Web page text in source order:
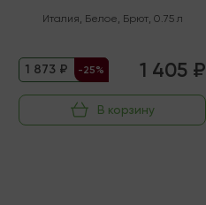
Италия, Белое, Брют, 0.75 л
1 873 ₽ -25% 1 405 ₽
В корзину